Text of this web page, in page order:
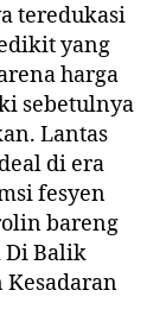
teredukasi
yang
harga
sebetulnya
Lantas
di era
fesyen
bareng
Di Balik